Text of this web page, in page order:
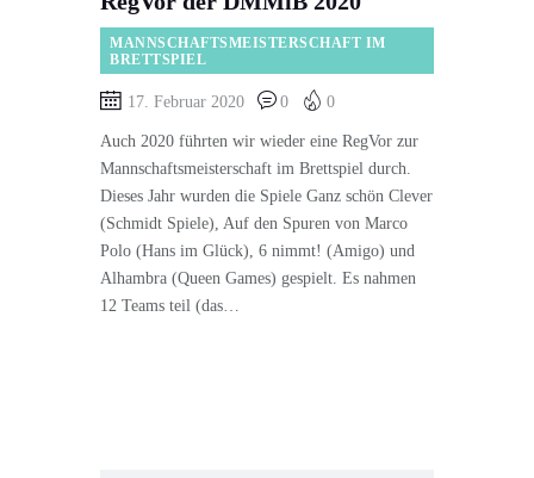
MANNSCHAFTSMEISTERSCHAFT IM
BRETTSPIEL
17. Februar 2020 0 0
Auch 2020 führten wir wieder eine RegVor zur
Mannschaftsmeisterschaft im Brettspiel durch.
Dieses Jahr wurden die Spiele Ganz schön Clever
(Schmidt Spiele), Auf den Spuren von Marco
Polo (Hans im Glück), 6 nimmt! (Amigo) und
Alhambra (Queen Games) gespielt. Es nahmen
12 Teams teil (das…